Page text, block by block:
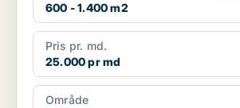
600 - 1.400 m2
Pris pr. md.
25.000 pr md
Område